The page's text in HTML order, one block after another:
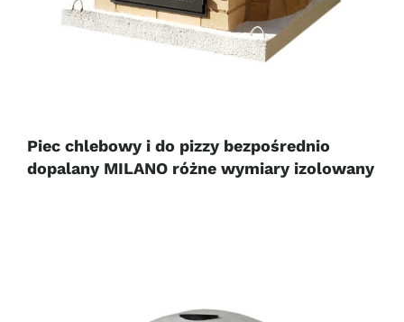
Piec chlebowy i do pizzy bezpośrednio
dopalany MILANO różne wymiary izolowany